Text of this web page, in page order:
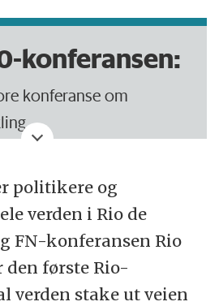
konferansen:
konferanse om
år etter den første Rio-
er fornyet
utvikling.
politikere og
verden i Rio de
FN-konferansen Rio
den første Rio-
verden stake ut veien